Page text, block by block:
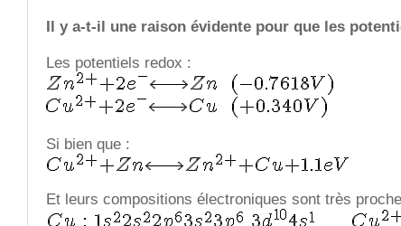
Il y a-t-il une raison évidente pour que les
Les potentiels redox :
Si bien que :
Et leurs compositions électroniques sont très